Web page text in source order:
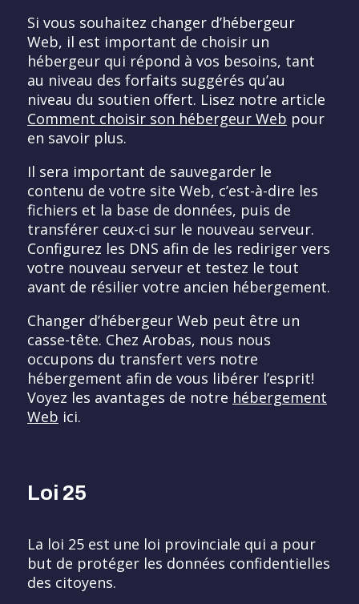
Si vous souhaitez changer d’hébergeur
Web, il est important de choisir un
hébergeur qui répond à vos besoins, tant
au niveau des forfaits suggérés qu’au
niveau du soutien offert. Lisez notre article
Comment choisir son hébergeur Web pour
en savoir plus.
Il sera important de sauvegarder le
contenu de votre site Web, c’est-à-dire les
fichiers et la base de données, puis de
transférer ceux-ci sur le nouveau serveur.
Configurez les DNS afin de les rediriger vers
votre nouveau serveur et testez le tout
avant de résilier votre ancien hébergement.
Changer d’hébergeur Web peut être un
casse-tête. Chez Arobas, nous nous
occupons du transfert vers notre
hébergement afin de vous libérer l’esprit!
Voyez les avantages de notre hébergement
Web ici.
Loi 25
La loi 25 est une loi provinciale qui a pour
but de protéger les données confidentielles
des citoyens.